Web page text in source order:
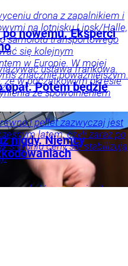
na
na podany
w imieniu
zlecenie jej
SIĘ
drona z zapalnikiem i
na lotnisku Lipsk/Halle,
samolotu transportowego
się kolejnym
w Europie. W mojej
znacznie poważniejszym.
nowemu. Eksperci
ustawa frankowa.
że w początkowym okresie
ze spowolnieniem
Twój
Potem będzie
i pellet zazwyczaj jest
latem, czyli zaraz po
sierpniu ceny się stabilizują
nigdy. Niemcy
zadośćuczynienia dla